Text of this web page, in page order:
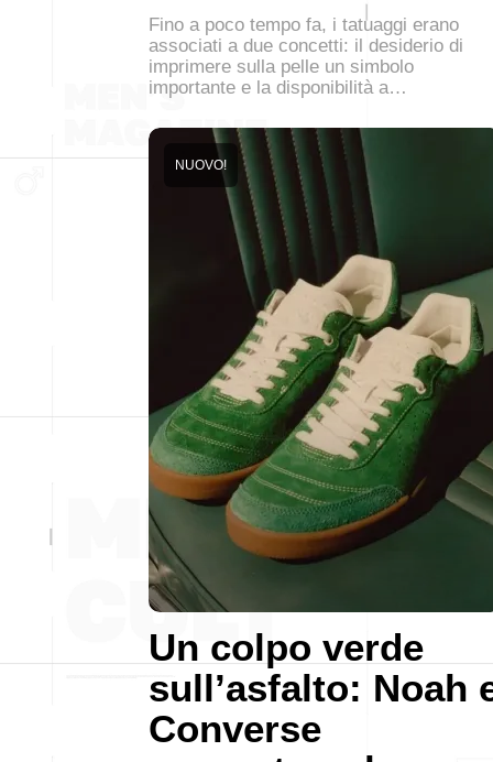
Fino a poco tempo fa, i tatuaggi erano
associati a due concetti: il desiderio di
imprimere sulla pelle un simbolo
importante e la disponibilità a…
Un colpo verde
sull’asfalto: Noah
Converse
NUOVO!